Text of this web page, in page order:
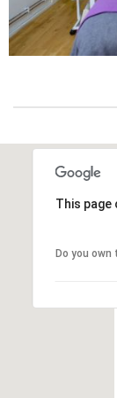
This page
Do you